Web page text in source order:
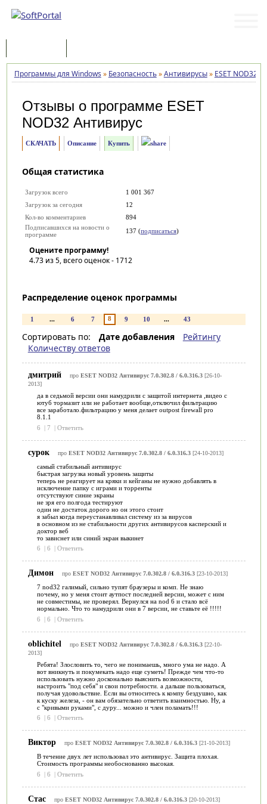
Программы для Windows » Безопасность»Антивирусы» ESET NOD32
Отзывы о программе ESET
NOD32 Антивирус
СКАЧАТЬ Описание Купить
Общая статистика
Загрузок всего
1 001 367
Загрузок за сегодня
12
Кол-во комментариев
894
Подписавшихся на новости о
программе
137 (подписаться)
Оцените программу!
4.73из 5, всего оценок - 1712
Распределение оценок программы
1 ... 6 7 8 9 10 ... 43
Сортировать по: Дате добавления
Рейтингу
Количеству ответов
дмитрий про ESET NOD32 Антивирус 7.0.302.8 / 6.0.316.3[26-10-
2013]
да в седьмой версии они намудрили с защитой интернета ,видео с
ютуб тормазит или не работает вообще,отключил фильтрацию
все заработало.фильтрацию у меня делает outpost firewall pro
8.1.1
6
| 7 | Ответить
сурок про ESET NOD32 Антивирус 7.0.302.8 / 6.0.316.3[24-10-2013]
самый стабильный антивирус
быстрая загрузка новый уровень защиты
теперь не реагирует на кряки и кейганы не нужно добавлять в
исключение папку с играми и торренты
отсутствуют синие экраны
не зря его полгода тестируют
один не достаток дорого но он этого стоит
я забыл когда переустанавливал систему из за вирусов
в основном из не стабильности других антивирусов касперский и
доктор веб
то зависнет или синий экран выкинет
6
| 6 | Ответить
Димон про ESET NOD32 Антивирус 7.0.302.8 / 6.0.316.3[23-10-2013]
7 nod32 галимый, сильно тупят браузеры и комп. Не знаю
почему, но у меня стоит аутпост последней версии, может с ним
не совместимы, не проверял. Вернулся на nod 6 и стало всё
нормально. Что то намудрили они в 7 версии, не ставьте её !!!!!
6
| 6 | Ответить
oblichitel про ESET NOD32 Антивирус 7.0.302.8 / 6.0.316.3[22-10-
2013]
Ребята! Злословить то, чего не понимаешь, много ума не надо. А
вот вникнуть и покумекать надо еще суметь! Прежде чем что-то
использовать нужно досконально выяснить возможности,
настроить "под себя" и свои потребности. а дальше пользоваться,
получая удовольствие. Если вы относитесь к компу бездушно, как
к куску железа, - он вам обязательно ответить взаимностью. Ну, а
с "кривыми руками", с дуру... можно и член поламать!!!
6
| 6 | Ответить
Виктор про ESET NOD32 Антивирус 7.0.302.8 / 6.0.316.3[21-10-2013]
В течение двух лет использовал это антивирус. Защита плохая.
Стоимость программы необоснованно высокая.
6
| 6 | Ответить
Стас про ESET NOD32 Антивирус 7.0.302.8 / 6.0.316.3[20-10-2013]